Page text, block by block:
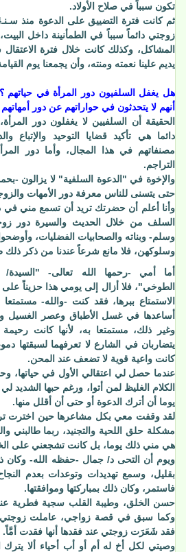
تكون سبباً في صلاح الأولاد.
زوجتي دائماً سبباً في الطمأنينة داخل
يديم علينا نعمته ومنته، وأن يجمعنا يوم
هل يغفل السلفيون دور المرأة في
أنهم لا يتحدثون في حواراتهم عن دور
الحقيقة أن السلفيين لا يغفلون دور
دائما هي تأكيد قضايا التوحيد والإتباع
مصنفاتهم في هذا المجال، وأما دور
التراجم.
والإخوة في "الدعوة السلفية" لا يزالون -
حتى يتسنى للناس معرفة دور الأمهات
وأنا أعلم أن حضرتك تريد أن تسمع مني في
السلف من خلال الحديث والسيرة دور
وسلم- وبناته والصحابيات الفضليات،
وسلوكهن، فلا مانع شرعاً عندنا من ذكر ذلك
أما أمي -رحمها الله تعالى- "السيدة/
الطوخي"، فلا أزال إلى يومي هذا حزيناً
الاستمتاع ببرها، فقد كنت -والله- مستمتعا
أساعدها في غسل الأطباق وعصر الغسيل
وغير ذلك، مستمتعا به، لأنها كانت
يتضاربان في الشارع لا تعرفهما لسبقتها
كانت واعية قوية لا تضعف عند المحن.
عندما حصل لي اعتقالي الأول في حياتها،
الكلام الغليظ لمن أتوا، ورغم حبها
يوما أن أترك الدعوة أو حتى أن أقلل منها.
لقد وقفت معي بكل مشاعرها حين اخترت
مشكلة حلق اللحية والتجنيد، ربما طالبني
هي مني ذلك يوما، بل كانت تشجعني على
ويوم أن التحى د/ جمال -حفظه الله- وكان
بقليل، وسمع تهديدات وتوعدات بعدم
فاستمر، وكان ذلك بمباركتها وموافقتها.
حسن الخلق، وطيبة القلب سجية فطرية
وكما سبق في قصة زواجي، عاملت زوجتي
فقد شَعَرَت زوجتي عند فقدها أنها فقدت أمَّاً.
وصيتي لكل أخ له أم أو أب أحياء ألا يترك